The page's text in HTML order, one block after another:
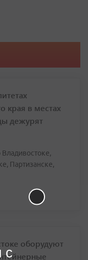
края в местах
дежурят
Партизанске,
оборудуют
с